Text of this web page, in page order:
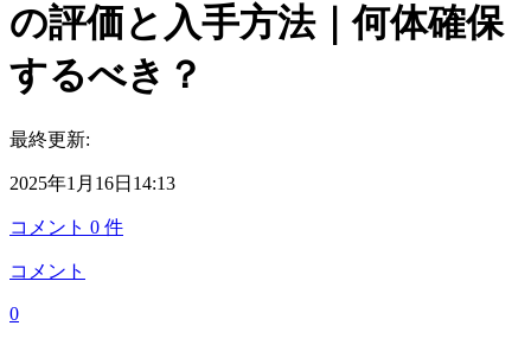
の評価と入手方法｜何体確保
するべき？
最終更新:
2025年1月16日14:13
コメント 0 件
コメント
0